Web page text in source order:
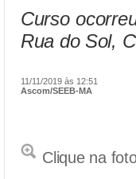
Curso
Rua do Sol,
11/11/2019 às 12:51
Ascom/SEEB-MA
Clique na